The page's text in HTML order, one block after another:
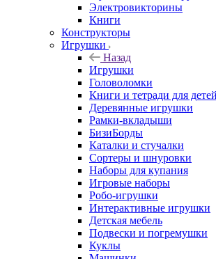
Электровикторины
Книги
Конструкторы
Игрушки
Назад
Игрушки
Головоломки
Книги и тетради для детей
Деревянные игрушки
Рамки-вкладыши
БизиБорды
Каталки и стучалки
Сортеры и шнуровки
Наборы для купания
Игровые наборы
Робо-игрушки
Интерактивные игрушки
Детская мебель
Подвески и погремушки
Куклы